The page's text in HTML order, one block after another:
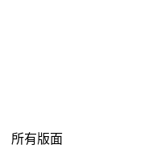
所有版面